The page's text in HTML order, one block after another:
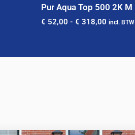
Pur Aqua Top 500 2K M
€ 52,00 - € 318,00 incl. BTW